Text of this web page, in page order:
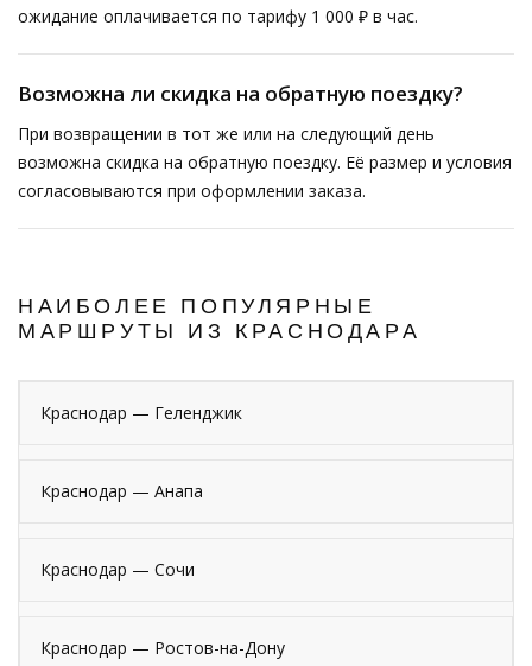
ожидание оплачивается по тарифу 1 000 ₽ в час.
Возможна ли скидка на обратную поездку?
При возвращении в тот же или на следующий день
возможна скидка на обратную поездку. Её размер и условия
согласовываются при оформлении заказа.
НАИБОЛЕЕ ПОПУЛЯРНЫЕ
МАРШРУТЫ ИЗ КРАСНОДАРА
Краснодар — Геленджик
Краснодар — Анапа
Краснодар — Сочи
Краснодар — Ростов-на-Дону